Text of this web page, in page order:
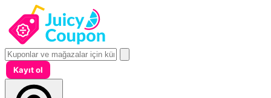
Kayıt ol